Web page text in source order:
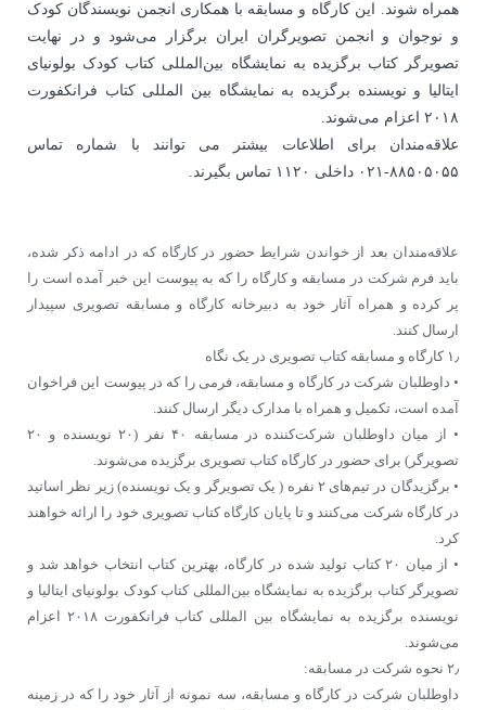
همراه شوند. این کارگاه و مسابقه با همکاری انجمن نویسندگان کودک
و نوجوان و انجمن تصویرگران ایران برگزار می‌شود و در نهایت
تصویرگر کتاب برگزیده به نمایشگاه بین‌المللی کتاب کودک بولونیای
ایتالیا و نویسنده برگزیده به نمایشگاه بین ‌المللی کتاب فرانکفورت
۲۰۱۸ اعزام می‌شوند.
علاقه‌مندان برای اطلاعات بیشتر می توانند با شماره تماس
۸۸۵۰۵۰۵۵-۰۲۱ داخلی ۱۱۲۰ تماس بگیرند.
علاقه‌مندان بعد از خواندن شرایط حضور در کارگاه که در ادامه ذکر شده،
باید فرم شرکت در مسابقه و کارگاه را که به پیوست این خبر آمده است را
پر کرده و همراه آثار خود به دبیرخانه کارگاه و مسابقه تصویری سپیدار
ارسال کنند.
۱٫ کارگاه و مسابقه کتاب تصویری در یک نگاه
• داوطلبان شرکت در کارگاه و مسابقه، فرمی را که در پیوست این فراخوان
آمده است، تکمیل و همراه با مدارک دیگر ارسال کنند.
• از میان داوطلبان شرکت‌کننده در مسابقه ۴۰ نفر (۲۰ نویسنده و ۲۰
تصویرگر) برای حضور در کارگاه کتاب تصویری برگزیده می‌شوند.
• برگزیدگان در تیم‌های ۲ نفره ( یک تصویرگر و یک نویسنده) زیر نظر اساتید
در کارگاه شرکت می‌کنند و تا پایان کارگاه کتاب تصویری خود را ارائه خواهند
کرد.
• از میان ۲۰ کتاب تولید شده در کارگاه، بهترین کتاب انتخاب خواهد شد و
تصویرگر کتاب برگزیده به نمایشگاه بین‌المللی کتاب کودک بولونیای ایتالیا و
نویسنده برگزیده به نمایشگاه بین ‌المللی کتاب فرانکفورت ۲۰۱۸ اعزام
می‌شوند.
۲٫ نحوه شرکت در مسابقه:
داوطلبان شرکت در کارگاه و مسابقه، سه نمونه از آثار خود را که در زمینه